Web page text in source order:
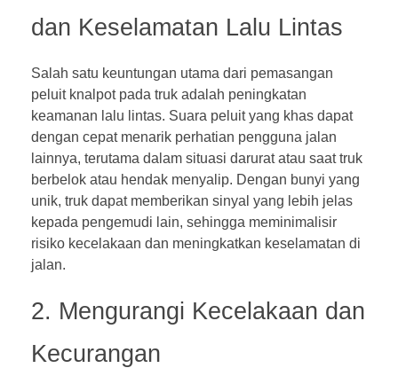
dan Keselamatan Lalu Lintas
Salah satu keuntungan utama dari pemasangan
peluit knalpot pada truk adalah peningkatan
keamanan lalu lintas. Suara peluit yang khas dapat
dengan cepat menarik perhatian pengguna jalan
lainnya, terutama dalam situasi darurat atau saat truk
berbelok atau hendak menyalip. Dengan bunyi yang
unik, truk dapat memberikan sinyal yang lebih jelas
kepada pengemudi lain, sehingga meminimalisir
risiko kecelakaan dan meningkatkan keselamatan di
jalan.
2. Mengurangi Kecelakaan dan
Kecurangan